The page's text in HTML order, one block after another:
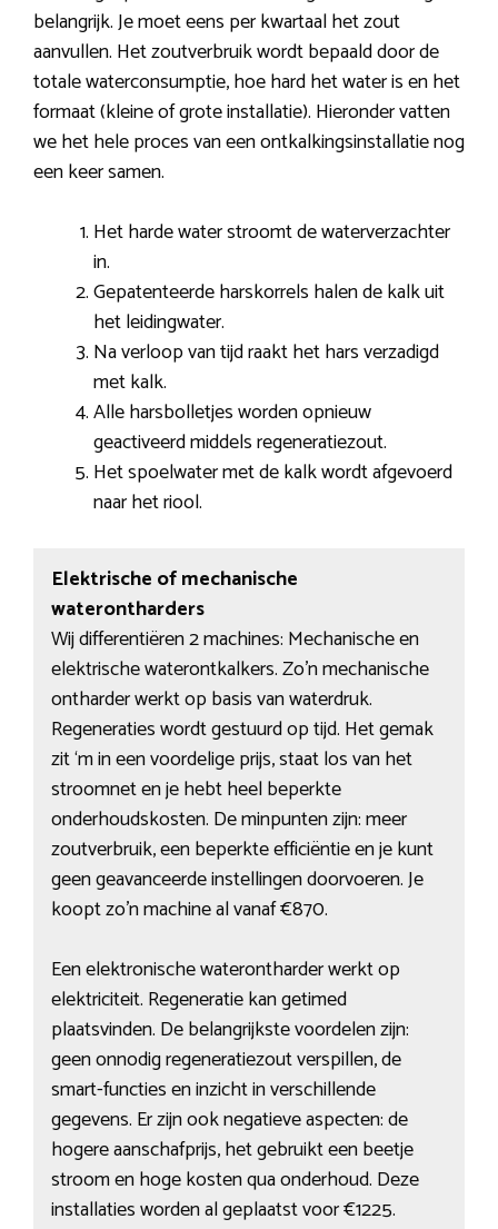
belangrijk. Je moet eens per kwartaal het zout
aanvullen. Het zoutverbruik wordt bepaald door de
totale waterconsumptie, hoe hard het water is en het
formaat (kleine of grote installatie). Hieronder vatten
we het hele proces van een ontkalkingsinstallatie nog
een keer samen.
Het harde water stroomt de waterverzachter
in.
Gepatenteerde harskorrels halen de kalk uit
het leidingwater.
Na verloop van tijd raakt het hars verzadigd
met kalk.
Alle harsbolletjes worden opnieuw
geactiveerd middels regeneratiezout.
Het spoelwater met de kalk wordt afgevoerd
naar het riool.
Elektrische of mechanische
waterontharders
Wij differentiëren 2 machines: Mechanische en
elektrische waterontkalkers. Zo’n mechanische
ontharder werkt op basis van waterdruk.
Regeneraties wordt gestuurd op tijd. Het gemak
zit ‘m in een voordelige prijs, staat los van het
stroomnet en je hebt heel beperkte
onderhoudskosten. De minpunten zijn: meer
zoutverbruik, een beperkte efficiëntie en je kunt
geen geavanceerde instellingen doorvoeren. Je
koopt zo’n machine al vanaf €870.
Een elektronische waterontharder werkt op
elektriciteit. Regeneratie kan getimed
plaatsvinden. De belangrijkste voordelen zijn:
geen onnodig regeneratiezout verspillen, de
smart-functies en inzicht in verschillende
gegevens. Er zijn ook negatieve aspecten: de
hogere aanschafprijs, het gebruikt een beetje
stroom en hoge kosten qua onderhoud. Deze
installaties worden al geplaatst voor €1225.